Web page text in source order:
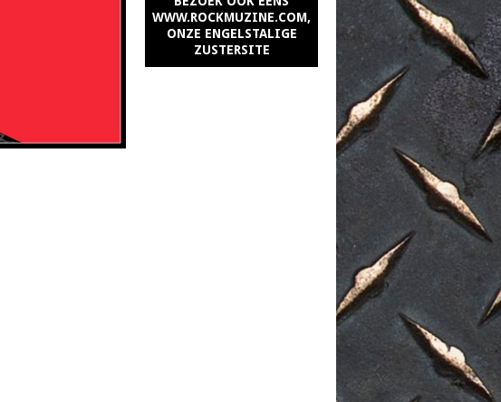
WWW.ROCKMUZINE.COM,
ONZE ENGELSTALIGE
ZUSTERSITE